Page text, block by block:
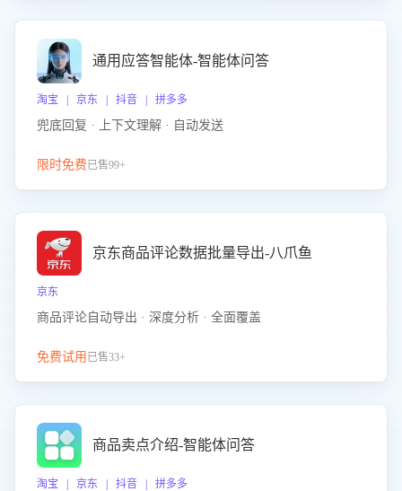
通用应答智能体-智能体问答
淘宝 | 京东 | 抖音 | 拼多多
兜底回复 · 上下文理解 · 自动发送
限时免费已售99+
京东商品评论数据批量导出-八爪鱼
京东
商品评论自动导出 · 深度分析 · 全面覆盖
免费试用 已售33+
商品卖点介绍-智能体问答
淘宝 | 京东 | 抖音 | 拼多多